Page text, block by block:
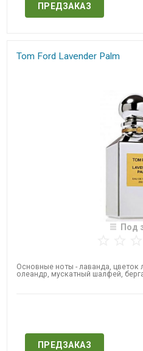
ПРЕДЗАКАЗ
Tom Ford Lavender Palm
Под
Основные ноты - лаванда,
олеандр, мускатный шалфей,
ПРЕДЗАКАЗ